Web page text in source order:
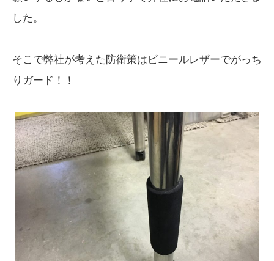
した。
そこで弊社が考えた防衛策はビニールレザーでがっち
りガード！！